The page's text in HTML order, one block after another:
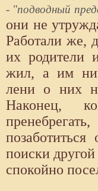
- "подводный
они не
Работали же,
их родители
жил, а им
лени о них
Наконец,
поиски
спокойно